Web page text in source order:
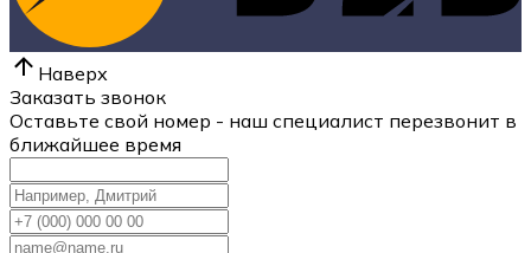
Наверх
Заказать звонок
Оставьте свой номер - наш специалист перезвонит в
ближайшее время